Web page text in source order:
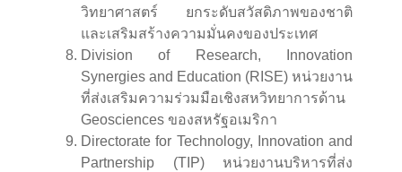
วิทยาศาสตร์ ยกระดับสวัสดิภาพของชาติ
และเสริมสร้างความมั่นคงของประเทศ
Division of Research, Innovation
Synergies and Education (RISE) หน่วยงาน
ที่ส่งเสริมความร่วมมือเชิงสหวิทยาการด้าน
Geosciences ของสหรัฐอเมริกา
Directorate for Technology, Innovation and
Partnership (TIP) หน่วยงานบริหารที่ส่ง